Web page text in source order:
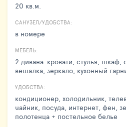
20 кв.м.
САНУЗЕЛ/УДОБСТВА:
в номере
МЕБЕЛЬ:
2 дивана-кровати, стулья, шкаф,
вешалка, зеркало, кухонный
УДОБСТВА:
кондиционер, холодильник,
чайник, посуда, интернет, фен,
полотенца + постельное белье